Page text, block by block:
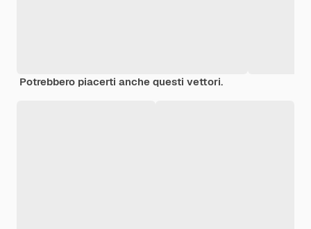
Potrebbero piacerti anche questi vettori.